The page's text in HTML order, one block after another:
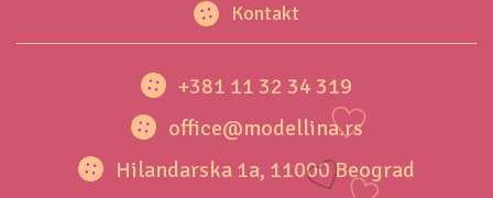
Kontakt
+381 11 32 34 319
office@modellina.rs
Hilandarska 1a, 11000 Beograd